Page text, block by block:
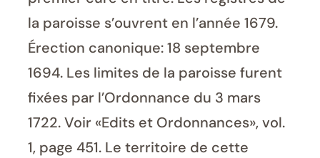
la paroisse s’ouvrent en l’année 1679.
Érection canonique: 18 septembre
1694. Les limites de la paroisse furent
fixées par l’Ordonnance du 3 mars
1722. Voir «Edits et Ordonnances», vol.
1, page 451. Le territoire de cette